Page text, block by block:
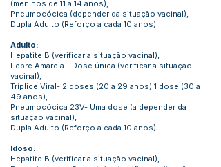
(meninos de 11 a 14 anos),
Pneumocócica (depender da situação vacinal),
Dupla Adulto (Reforço a cada 10 anos).
Adulto:
Hepatite B (verificar a situação vacinal),
Febre Amarela - Dose única (verificar a situação
vacinal),
Tríplice Viral- 2 doses (20 a 29 anos) 1 dose (30 a
49 anos),
Pneumocócica 23V- Uma dose (a depender da
situação vacinal),
Dupla Adulto (Reforço a cada 10 anos).
Idoso:
Hepatite B (verificar a situação vacinal),